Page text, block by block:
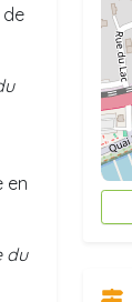
en
du